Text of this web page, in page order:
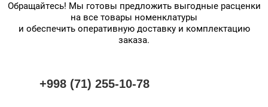
Обращайтесь! Мы готовы предложить выгодные расценки
на все товары номенклатуры
и обеспечить оперативную доставку и комплектацию
заказа.
+998 (71) 255-10-78